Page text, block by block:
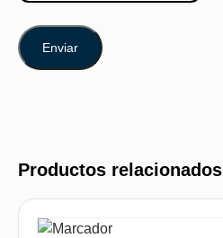
Productos relacionados